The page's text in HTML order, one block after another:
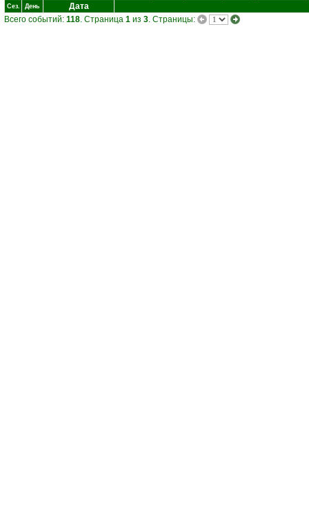
Сез. День
Дата
Всего событий: 118. Страница 1 из 3. Страницы: